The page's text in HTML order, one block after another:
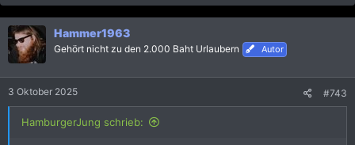
a
k
t
i
o
n
:
Hammer1963
Gehört nicht zu den 2.000 Baht Urlaubern Autor
3 Oktober 2025 #743
HamburgerJung schrieb: